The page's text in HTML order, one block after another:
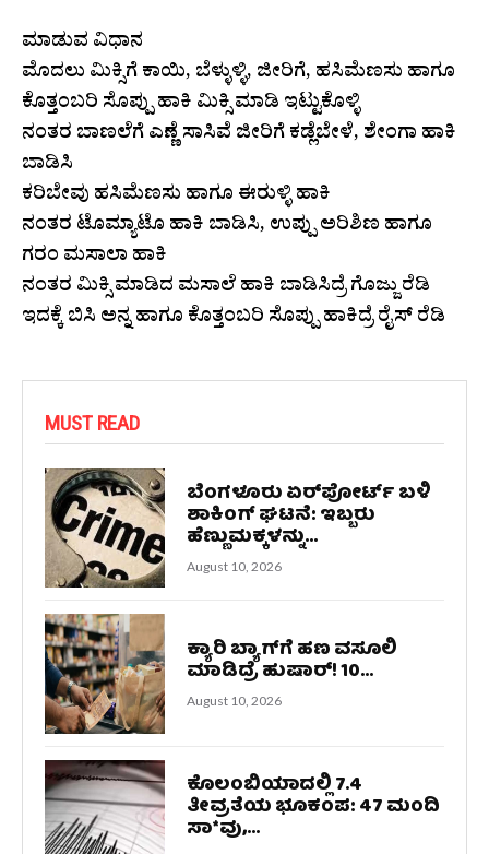
ಮಾಡುವ ವಿಧಾನ
ಮೊದಲು ಮಿಕ್ಸಿಗೆ ಕಾಯಿ, ಬೆಳ್ಳುಳ್ಳಿ, ಜೀರಿಗೆ, ಹಸಿಮೆಣಸು ಹಾಗೂ
ಕೊತ್ತಂಬರಿ ಸೊಪ್ಪು ಹಾಕಿ ಮಿಕ್ಸಿ ಮಾಡಿ ಇಟ್ಟುಕೊಳ್ಳಿ
ನಂತರ ಬಾಣಲೆಗೆ ಎಣ್ಣೆ ಸಾಸಿವೆ ಜೀರಿಗೆ ಕಡ್ಲೆಬೇಳೆ, ಶೇಂಗಾ ಹಾಕಿ
ಬಾಡಿಸಿ
ಕರಿಬೇವು ಹಸಿಮೆಣಸು ಹಾಗೂ ಈರುಳ್ಳಿ ಹಾಕಿ
ನಂತರ ಟೊಮ್ಯಾಟೊ ಹಾಕಿ ಬಾಡಿಸಿ, ಉಪ್ಪು ಅರಿಶಿಣ ಹಾಗೂ
ಗರಂ ಮಸಾಲಾ ಹಾಕಿ
ನಂತರ ಮಿಕ್ಸಿ ಮಾಡಿದ ಮಸಾಲೆ ಹಾಕಿ ಬಾಡಿಸಿದ್ರೆ ಗೊಜ್ಜು ರೆಡಿ
ಇದಕ್ಕೆ ಬಿಸಿ ಅನ್ನ ಹಾಗೂ ಕೊತ್ತಂಬರಿ ಸೊಪ್ಪು ಹಾಕಿದ್ರೆ ರೈಸ್‌ ರೆಡಿ
MUST READ
ಬೆಂಗಳೂರು ಏರ್‌ಪೋರ್ಟ್ ಬಳಿ
ಶಾಕಿಂಗ್ ಘಟನೆ: ಇಬ್ಬರು
ಹೆಣ್ಣುಮಕ್ಕಳನ್ನು...
August 10, 2026
ಕ್ಯಾರಿ ಬ್ಯಾಗ್‌ಗೆ ಹಣ ವಸೂಲಿ
ಮಾಡಿದ್ರೆ ಹುಷಾರ್! 10...
August 10, 2026
ಕೊಲಂಬಿಯಾದಲ್ಲಿ 7.4
ತೀವ್ರತೆಯ ಭೂಕಂಪ: 47 ಮಂದಿ
ಸಾ*ವು,...